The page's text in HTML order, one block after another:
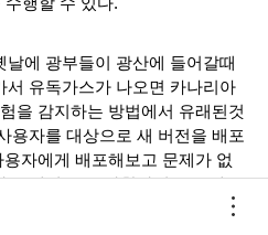
에 광부들이 광산에 들어갈때
서 유독가스가 나오면 카나리아
을 감지하는 방법에서 유래된것
용자를 대상으로 새 버전을 배포
자에게 배포해보고 문제가 없
개념으로, 마찬가지로 v2에 1
지 98~99%는 v1에 할당하는